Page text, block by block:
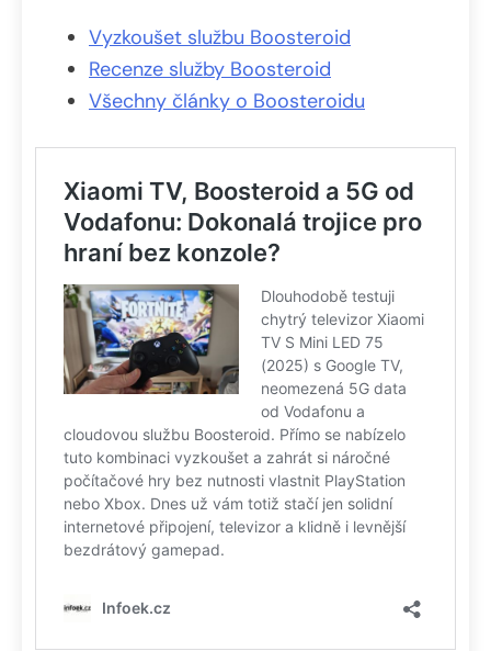
Vyzkoušet službu Boosteroid
Recenze služby Boosteroid
Všechny články o Boosteroidu